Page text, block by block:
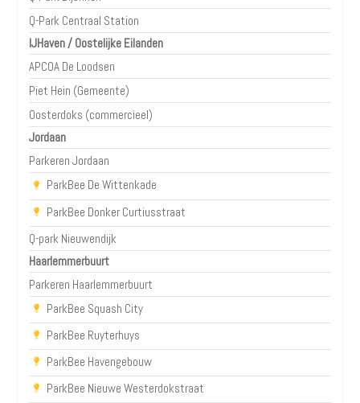
Q-Park Centraal Station
IJHaven / Oostelijke Eilanden
APCOA De Loodsen
Piet Hein (Gemeente)
Oosterdoks (commercieel)
Jordaan
Parkeren Jordaan
ParkBee De Wittenkade
ParkBee Donker Curtiusstraat
Q-park Nieuwendijk
Haarlemmerbuurt
Parkeren Haarlemmerbuurt
ParkBee Squash City
ParkBee Ruyterhuys
ParkBee Havengebouw
ParkBee Nieuwe Westerdokstraat